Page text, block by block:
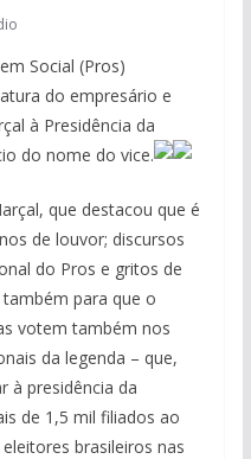
Social (Pros)
do empresário e
à Presidência da
do nome do vice.
que destacou que é
de louvor; discursos
do Pros e gritos de
também para que o
votem também nos
da legenda – que,
à presidência da
de 1,5 mil filiados ao
brasileiros nas